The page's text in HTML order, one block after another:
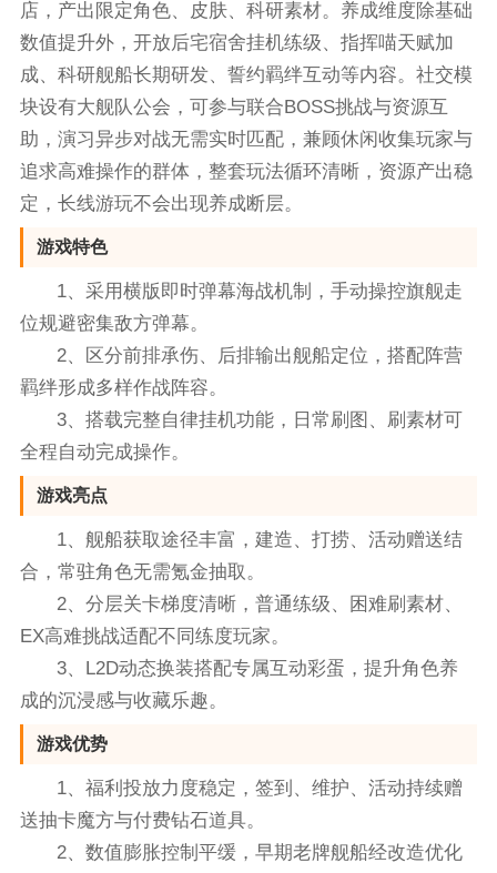
店，产出限定角色、皮肤、科研素材。养成维度除基础
数值提升外，开放后宅宿舍挂机练级、指挥喵天赋加
成、科研舰船长期研发、誓约羁绊互动等内容。社交模
块设有大舰队公会，可参与联合BOSS挑战与资源互
助，演习异步对战无需实时匹配，兼顾休闲收集玩家与
追求高难操作的群体，整套玩法循环清晰，资源产出稳
定，长线游玩不会出现养成断层。
游戏特色
1、采用横版即时弹幕海战机制，手动操控旗舰走
位规避密集敌方弹幕。
2、区分前排承伤、后排输出舰船定位，搭配阵营
羁绊形成多样作战阵容。
3、搭载完整自律挂机功能，日常刷图、刷素材可
全程自动完成操作。
游戏亮点
1、舰船获取途径丰富，建造、打捞、活动赠送结
合，常驻角色无需氪金抽取。
2、分层关卡梯度清晰，普通练级、困难刷素材、
EX高难挑战适配不同练度玩家。
3、L2D动态换装搭配专属互动彩蛋，提升角色养
成的沉浸感与收藏乐趣。
游戏优势
1、福利投放力度稳定，签到、维护、活动持续赠
送抽卡魔方与付费钻石道具。
2、数值膨胀控制平缓，早期老牌舰船经改造优化